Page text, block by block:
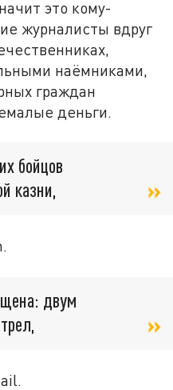
это кому-
журналисты вдруг
наёмниками,
граждан
деньги.
бойцов
казни,
двум